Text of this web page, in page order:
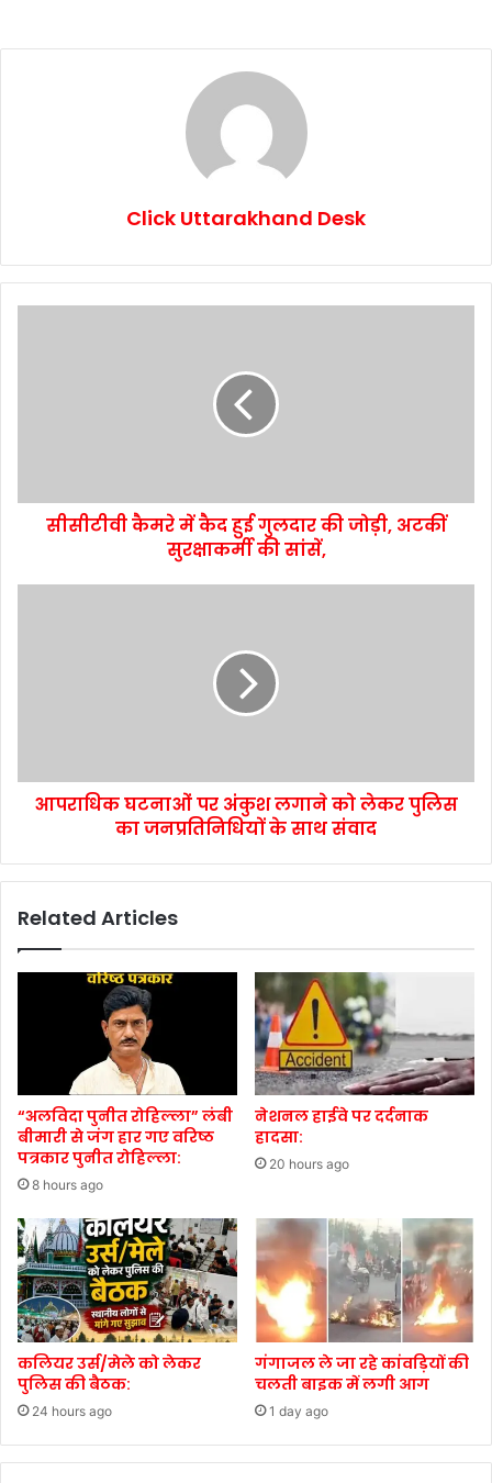
Click Uttarakhand Desk
सीसीटीवी कैमरे में कैद हुई गुलदार की जोड़ी, अटकीं
सुरक्षाकर्मी की सांसें,
आपराधिक घटनाओं पर अंकुश लगाने को लेकर पुलिस
का जनप्रतिनिधियों के साथ संवाद
Related Articles
“अलविदा पुनीत रोहिल्ला” लंबी
बीमारी से जंग हार गए वरिष्ठ
पत्रकार पुनीत रोहिल्ला:
8 hours ago
नेशनल हाईवे पर दर्दनाक
हादसा:
20 hours ago
कलियर उर्स/मेले को लेकर
पुलिस की बैठक:
24 hours ago
गंगाजल ले जा रहे कांवड़ियों की
चलती बाइक में लगी आग
1 day ago